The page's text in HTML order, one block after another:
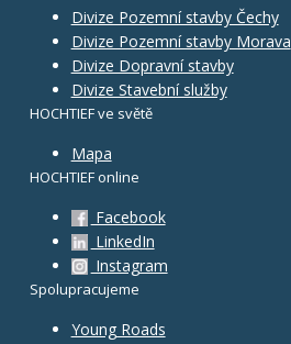
Divize Pozemní stavby Čechy
Divize Pozemní stavby Morava
Divize Dopravní stavby
Divize Stavební služby
HOCHTIEF ve světě
Mapa
HOCHTIEF online
Facebook
LinkedIn
Instagram
Spolupracujeme
Young Roads